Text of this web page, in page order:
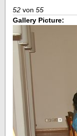
52 von 55
Gallery Picture: